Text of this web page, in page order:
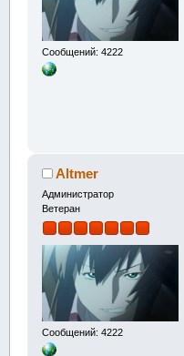
Сообщений: 4222
Altmer
Администратор
Ветеран
Сообщений: 4222